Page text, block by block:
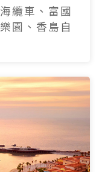
纜車、富國
園、香島自